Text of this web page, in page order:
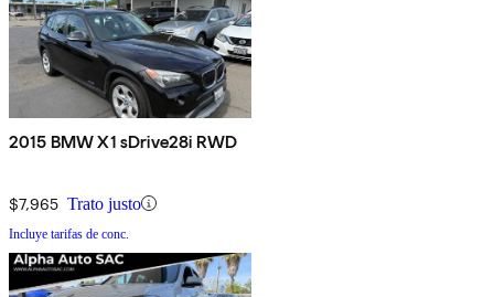
2015 BMW X1 sDrive28i RWD
$7,965 Trato justo
Incluye tarifas de conc.